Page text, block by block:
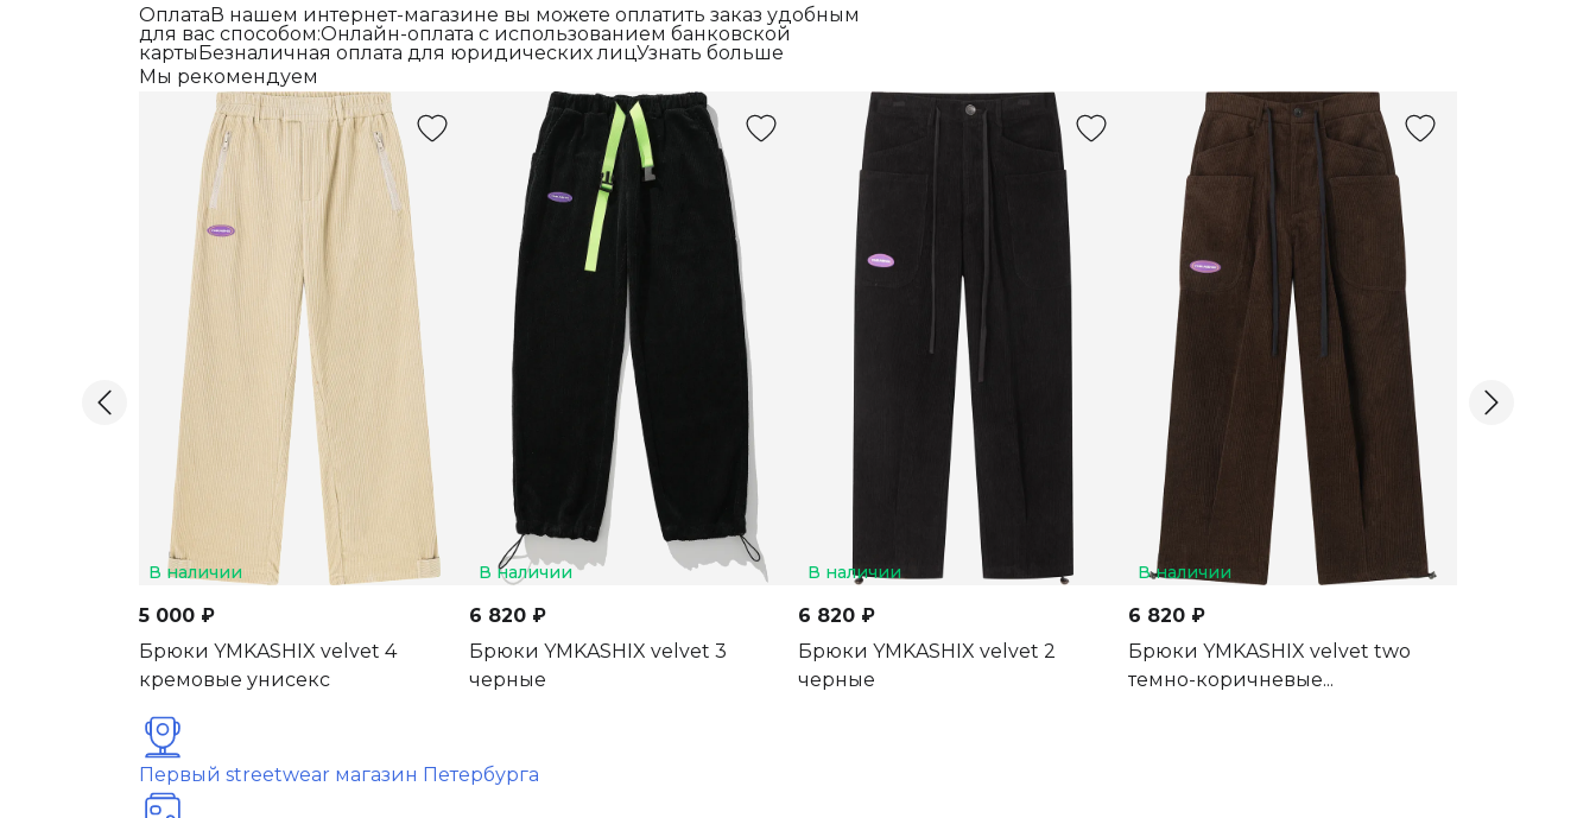
ОплатаВ нашем интернет-магазине вы можете оплатить заказ удобным
для вас способом:Онлайн-оплата с использованием банковской
картыБезналичная оплата для юридических лицУзнать больше
Мы рекомендуем
В наличии
5 000 ₽
Брюки YMKASHIX velvet 4
кремовые унисекс
В наличии
6 820 ₽
Брюки YMKASHIX velvet 3
черные
В наличии
6 820 ₽
Брюки YMKASHIX velvet 2
черные
В наличии
6 820 ₽
Брюки YMKASHIX velvet two
темно-коричневые...
Первый streetwear магазин Петербурга